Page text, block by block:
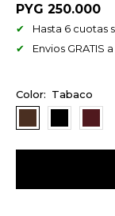
PYG 250.000
Hasta 6 cuotas
Envios GRATIS
Tabaco